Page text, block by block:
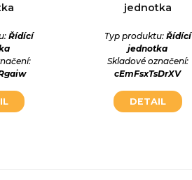
Řídící
jednotka
Typ produktu: Řídící
jednotka
Skladové označení:
cEmFsxTsDrXV
DETAIL